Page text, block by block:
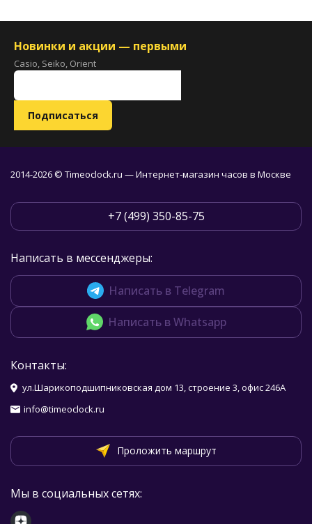
Новинки и акции — первыми
Casio, Seiko, Orient
2014-2026 © Timeoclock.ru — Интернет-магазин часов в Москве
+7 (499) 350-85-75
Написать в мессенджеры:
Написать в Telegram
Написать в Whatsapp
Контакты:
ул.Шарикоподшипниковская дом 13, строение 3, офис 246А
info@timeoclock.ru
Проложить маршрут
Мы в социальных сетях: